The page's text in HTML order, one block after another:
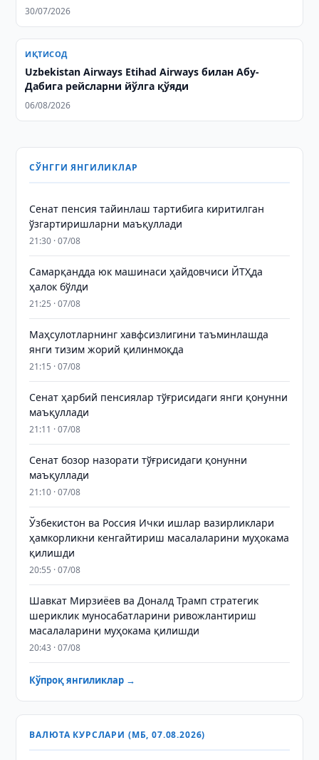
30/07/2026
ИҚТИСОД
Uzbekistan Airways Etihad Airways билан Абу-
Дабига рейсларни йўлга қўяди
06/08/2026
СЎНГГИ ЯНГИЛИКЛАР
Сенат пенсия тайинлаш тартибига киритилган
ўзгартиришларни маъқуллади
21:30 · 07/08
Самарқандда юк машинаси ҳайдовчиси ЙТҲда
ҳалок бўлди
21:25 · 07/08
Маҳсулотларнинг хавфсизлигини таъминлашда
янги тизим жорий қилинмоқда
21:15 · 07/08
Сенат ҳарбий пенсиялар тўғрисидаги янги қонунни
маъқуллади
21:11 · 07/08
Сенат бозор назорати тўғрисидаги қонунни
маъқуллади
21:10 · 07/08
Ўзбекистон ва Россия Ички ишлар вазирликлари
ҳамкорликни кенгайтириш масалаларини муҳокама
қилишди
20:55 · 07/08
Шавкат Мирзиёев ва Доналд Трамп стратегик
шериклик муносабатларини ривожлантириш
масалаларини муҳокама қилишди
20:43 · 07/08
Кўпроқ янгиликлар →
ВАЛЮТА КУРСЛАРИ (МБ, 07.08.2026)